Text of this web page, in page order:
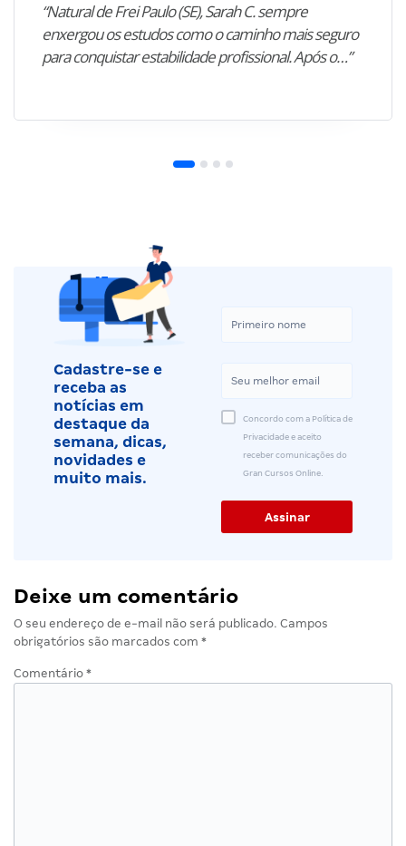
“Natural de Frei Paulo (SE), Sarah C. sempre
enxergou os estudos como o caminho mais seguro
para conquistar estabilidade profissional. Após o…”
Cadastre-se e
receba as
notícias em
destaque da
semana, dicas,
novidades e
muito mais.
Concordo com a Política de
Privacidade e aceito
receber comunicações do
Gran Cursos Online.
Deixe um comentário
O seu endereço de e-mail não será publicado. Campos
obrigatórios são marcados com *
Comentário *